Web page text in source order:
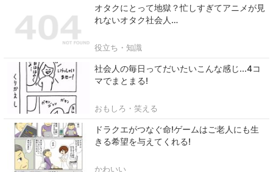
オタクにとって地獄？忙しすぎてアニメが見
れないオタク社会人…
役立ち・知識
社会人の毎日ってだいたいこんな感じ...4コ
マでまとまる!
おもしろ・笑える
ドラクエがつなぐ命!ゲームはご老人にも生
きる希望を与えてくれる!
かわいい